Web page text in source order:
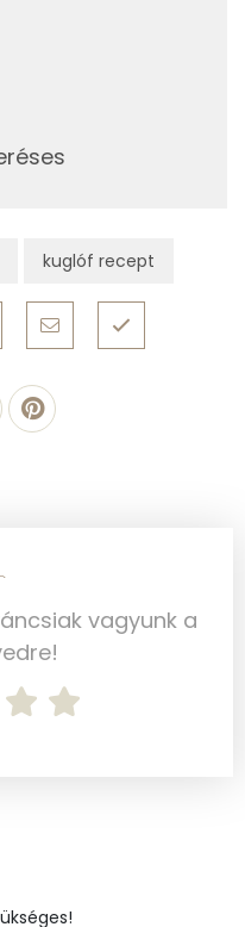
kuglóf recept11 g
zsírsav
1 mg
vagyunk a